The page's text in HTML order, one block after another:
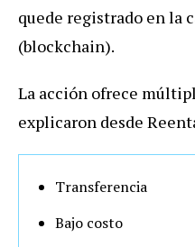
quede registrado en la
(blockchain).
La acción ofrece
explicaron desde
Transferencia
Bajo costo